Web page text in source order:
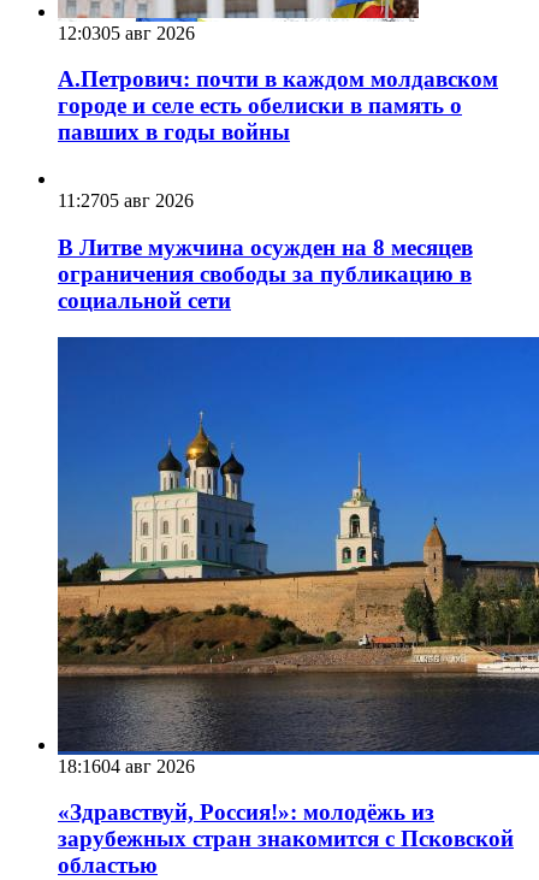
12:0305 авг 2026
А.Петрович: почти в каждом молдавском
городе и селе есть обелиски в память о
павших в годы войны
11:2705 авг 2026
В Литве мужчина осужден на 8 месяцев
ограничения свободы за публикацию в
социальной сети
18:1604 авг 2026
«Здравствуй, Россия!»: молодёжь из
зарубежных стран знакомится с Псковской
областью